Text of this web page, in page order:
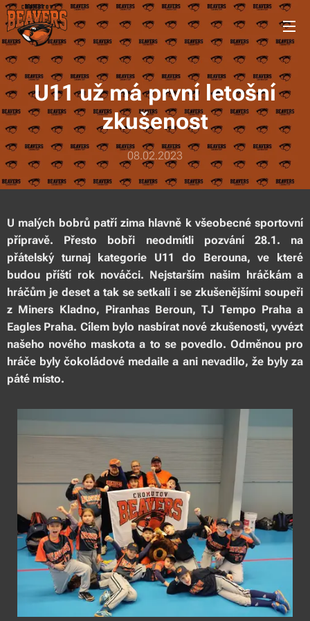
U11 už má první letošní
zkušenost
08.02.2023
U malých bobrů patří zima hlavně k všeobecné sportovní
přípravě. Přesto bobři neodmítli pozvání 28.1. na
přátelský turnaj kategorie U11 do Berouna, ve které
budou příští rok nováčci. Nejstarším našim hráčkám a
hráčům je deset a tak se setkali i se zkušenějšími soupeři
z Miners Kladno, Piranhas Beroun, TJ Tempo Praha a
Eagles Praha. Cílem bylo nasbírat nové zkušenosti, vyvézt
našeho nového maskota a to se povedlo. Odměnou pro
hráče byly čokoládové medaile a ani nevadilo, že byly za
páté místo.